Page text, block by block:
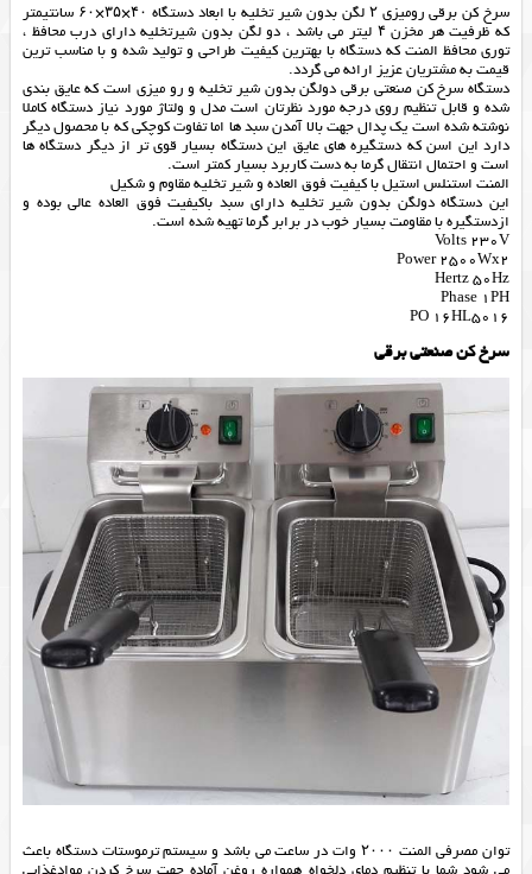
سرخ کن برقی رومیزی ۲ لگن بدون شیر تخلیه با ابعاد دستگاه ۴۰×۳۵×۶۰ سانتیمتر
که ظرفیت هر مخزن ۴ لیتر می باشد ، دو لگن بدون شیرتخلیه دارای درب محافظ ،
توری محافظ المنت که دستگاه با بهترین کیفیت طراحی و تولید شده و با مناسب ترین
قیمت به مشتریان عزیز ارائه می گردد.
دستگاه سرخ کن صنعتی برقی دولگن بدون شیر تخلیه و رو میزی است که عایق بندی
شده و قابل تنظیم روی درجه مورد نظرتان است مدل و ولتاژ مورد نیاز دستگاه کاملا
نوشته شده است یک پدال جهت بالا آمدن سبد ها اما تفاوت کوچکی که با محصول دیگر
دارد این اسن که دستگیره های عایق این دستگاه بسیار قوی تر از دیگر دستگاه ها
است و احتمال انتقال گرما به دست کاربرد بسیار کمتر است.
المنت استنلس استیل با کیفیت فوق العاده و شیر تخلیه مقاوم و شکیل
این دستگاه دولگن بدون شیر تخلیه دارای سبد باکیفیت فوق العاده عالی بوده و
ازدستگیره با مقاومت بسیار خوب در برابر گرما تهیه شده است.
Volts 230V
Power 2500Wx2
Hertz 50Hz
Phase 1PH
PO 16HL5016
سرخ کن صنعتی برقی
توان مصرفی المنت ۲۰۰۰ وات در ساعت می باشد و سیستم ترموستات دستگاه باعث